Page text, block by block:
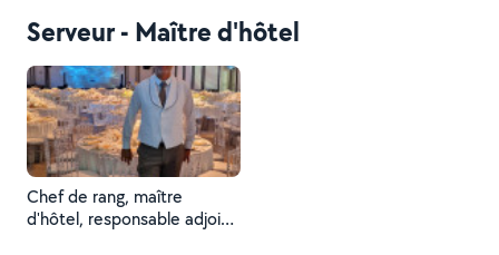
Serveur - Maître d'hôtel
Chef de rang, maître
d'hôtel, responsable adjoint